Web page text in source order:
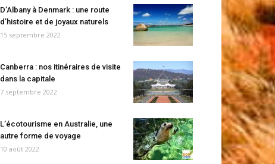
D’Albany à Denmark : une route
d’histoire et de joyaux naturels
15 septembre 2022
Canberra : nos itinéraires de visite
dans la capitale
7 septembre 2022
L’écotourisme en Australie, une
autre forme de voyage
10 août 2022